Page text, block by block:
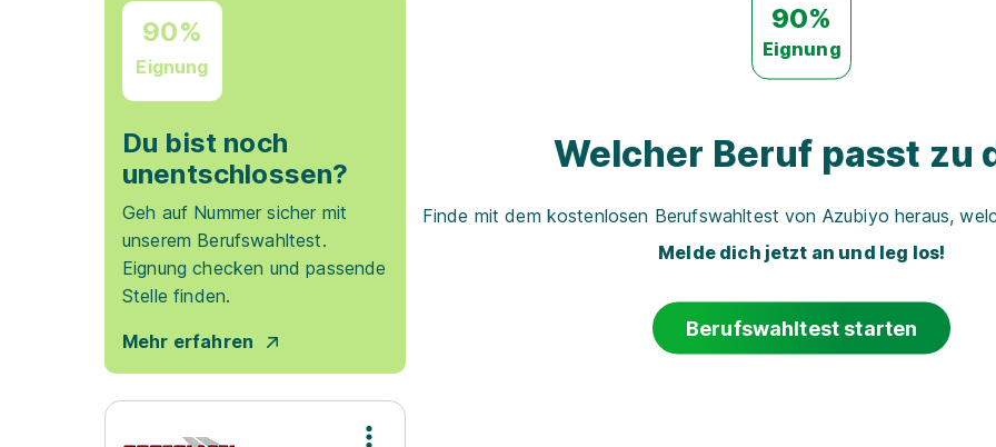
90%
Eignung
Du bist noch
unentschlossen?
Geh auf Nummer sicher mit
unserem Berufswahltest.
Eignung checken und passende
Stelle finden.
Mehr erfahren
90%
Eignung
Welcher Beruf passt zu
Finde mit dem kostenlosen Berufswahltest von Azubiyo heraus,
Melde dich jetzt an und leg los!
Berufswahltest starten